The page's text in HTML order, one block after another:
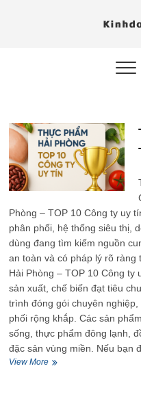
Phòng – TOP 10 Công ty uy
phân phối, hệ thống siêu thị,
dùng đang tìm kiếm nguồn
an toàn và có pháp lý rõ
Hải Phòng – TOP 10 Công
sản xuất, chế biến đạt tiêu
trình đóng gói chuyên
phối rộng khắp. Các sản
sống, thực phẩm đông lạnh,
đặc sản vùng miền. Nếu bạn
View MoreThực